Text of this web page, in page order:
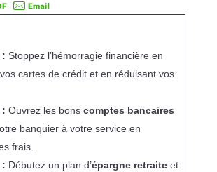
: Stoppez l’hémorragie financière en
cartes de crédit et en réduisant vos
: Ouvrez les bons comptes bancaires
banquier à votre service en
frais.
: Débutez un plan d’épargne retraiteet